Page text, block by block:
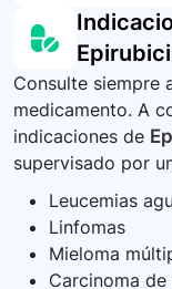
oscurecimiento
medio
centro de
es bajo, pero
síntomas
secundarios y
instrucciones
cambiar la
sin consultar
recomienda
usar este
Consulte siempre
medicamento. A
indicaciones de
supervisado por
Leucemias
Linfomas
Mieloma
Carcinoma de